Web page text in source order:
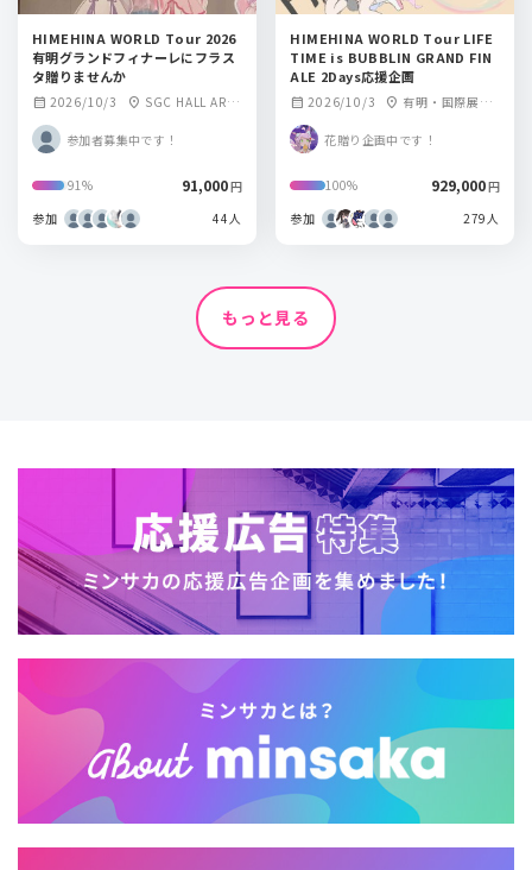
HIMEHINA WORLD Tour 2026
有明グランドフィナーレにフラス
タ贈りませんか
calendar_month 2026/10/3 location_on SGC HALL ARIA
参加者募集中です！
91% 91,000円
参加
44人
HIMEHINA WORLD Tour LIFE
TIME is BUBBLIN GRAND FIN
ALE 2Days応援企画
calendar_month 2026/10/3 location_on 有明・国際展示
花贈り企画中です！
100% 929,000円
参加
279人
もっと見る